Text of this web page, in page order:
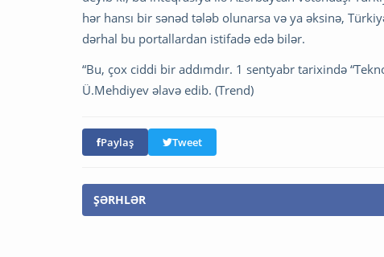
hər hansı bir sənəd tələb olunarsa və ya əksinə,
dərhal bu portallardan istifadə edə bilər.
“Bu, çox ciddi bir addımdır. 1 sentyabr tarixində
Ü.Mehdiyev əlavə edib. (Trend)
Paylaş Tweet
ŞƏRHLƏR